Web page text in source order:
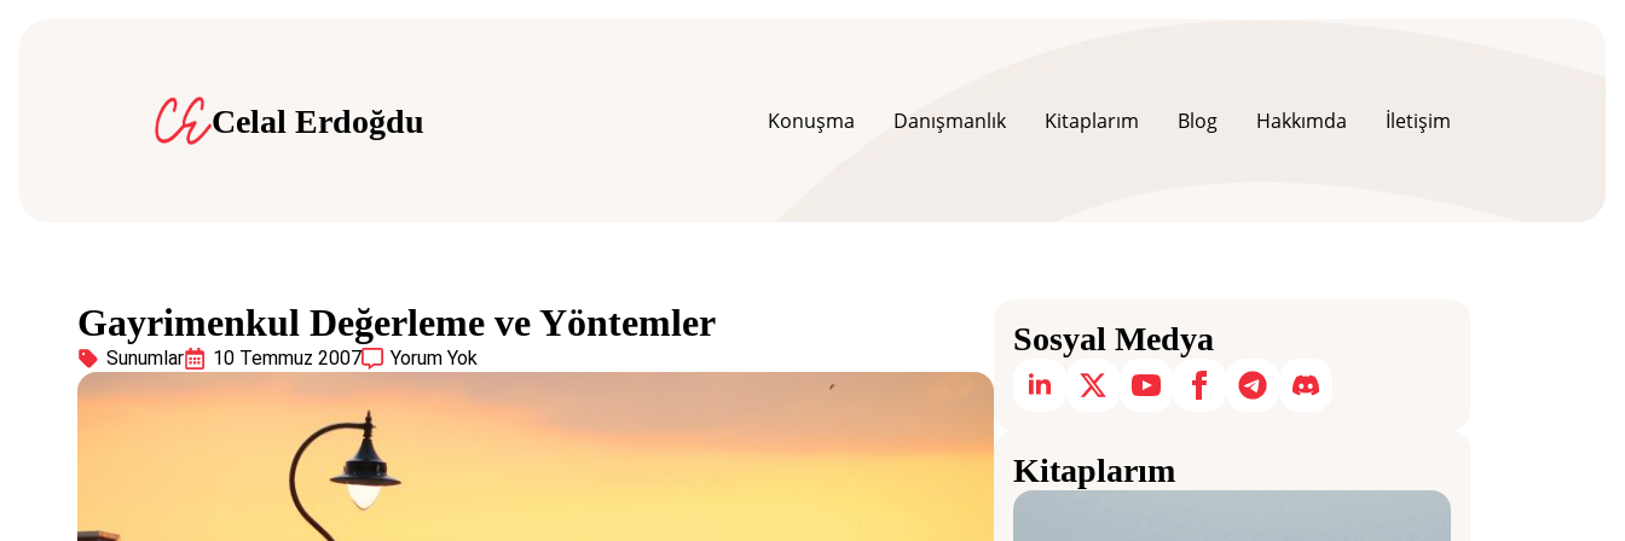
Celal Erdoğdu Konuşma Danışmanlık Kitaplarım Blog Hakkımda İletişim
Gayrimenkul Değerleme ve Yöntemler
Sunumlar 10 Temmuz 2007 Yorum Yok
Sosyal Medya
Kitaplarım